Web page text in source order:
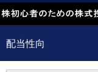
配当性向